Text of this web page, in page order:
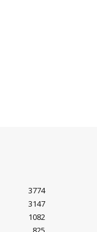
3774
3147
1082